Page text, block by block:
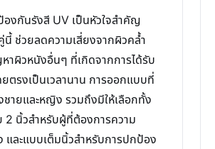
งกันรังสี UV เป็นหัวใจสำคัญ
ช่วยลดความเสี่ยงจากผิวคล้ำ
าผิวหนังอื่นๆ ที่เกิดจากการได้รับ
ตรงเป็นเวลานาน การออกแบบที่
ายและหญิง รวมถึงมีให้เลือกทั้ง
2 นิ้วสำหรับผู้ที่ต้องการความ
และแบบเต็มนิ้วสำหรับการปกป้อง